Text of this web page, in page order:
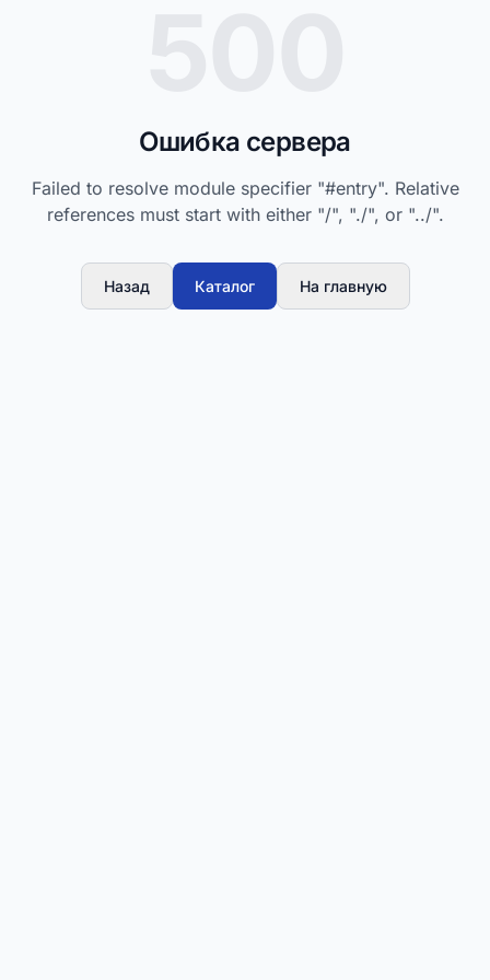
Ошибка сервера
Failed to resolve module specifier "#entry". Relative
references must start with either "/", "./", or "../".
Назад Каталог На главную